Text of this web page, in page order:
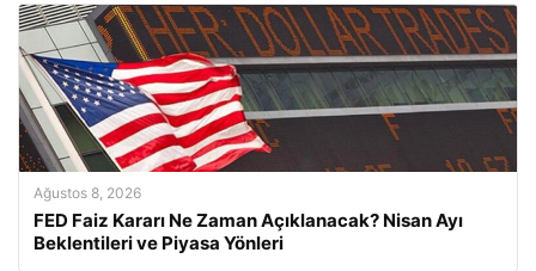
Ağustos 8, 2026
FED Faiz Kararı Ne Zaman Açıklanacak? Nisan Ayı
Beklentileri ve Piyasa Yönleri